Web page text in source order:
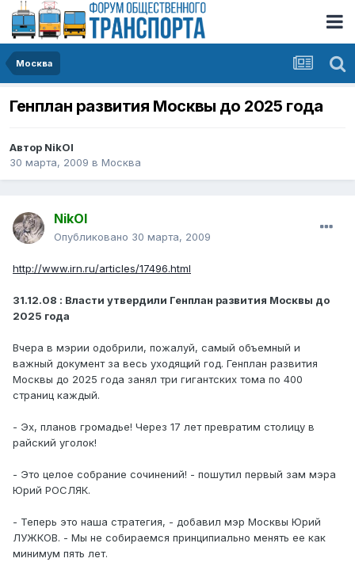
Москва
Генплан развития Москвы до 2025 года
Автор NikOl
30 марта, 2009 в Москва
NikOl
Опубликовано 30 марта, 2009
http://www.irn.ru/articles/17496.html
31.12.08 : Власти утвердили Генплан развития Москвы до
2025 года
Вчера в мэрии одобрили, пожалуй, самый объемный и
важный документ за весь уходящий год. Генплан развития
Москвы до 2025 года занял три гигантских тома по 400
страниц каждый.
- Эх, планов громадье! Через 17 лет превратим столицу в
райский уголок!
- Это целое собрание сочинений! - пошутил первый зам мэра
Юрий РОСЛЯК.
- Теперь это наша стратегия, - добавил мэр Москвы Юрий
ЛУЖКОВ. - Мы не собираемся принципиально менять ее как
минимум пять лет.